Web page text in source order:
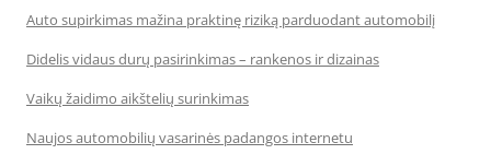
Auto supirkimas mažina praktinę riziką parduodant automobilį
Didelis vidaus durų pasirinkimas – rankenos ir dizainas
Vaikų žaidimo aikštelių surinkimas
Naujos automobilių vasarinės padangos internetu